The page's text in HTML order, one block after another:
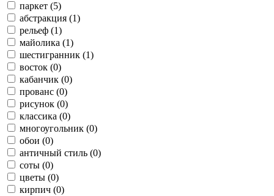
паркет (5)
абстракция (1)
рельеф (1)
майолика (1)
шестигранник (1)
восток (0)
кабанчик (0)
прованс (0)
рисунок (0)
классика (0)
многоугольник (0)
обои (0)
античный стиль (0)
соты (0)
цветы (0)
кирпич (0)